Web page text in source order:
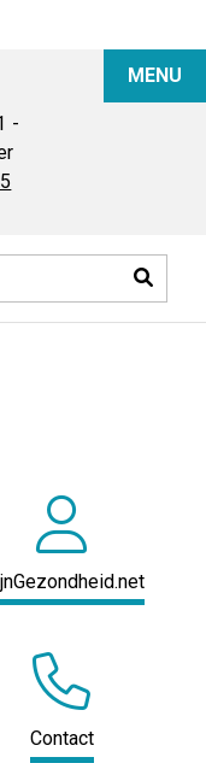
MENU
Contact